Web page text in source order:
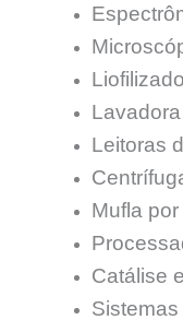
Leitoras
Mufla
Catálise